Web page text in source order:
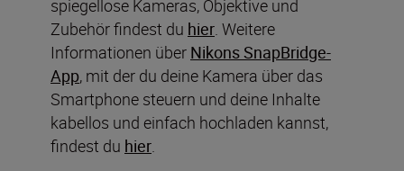
spiegellose Kameras, Objektive und
Zubehör findest du hier. Weitere
Informationen über Nikons SnapBridge-
App, mit der du deine Kamera über das
Smartphone steuern und deine Inhalte
kabellos und einfach hochladen kannst,
findest du hier.